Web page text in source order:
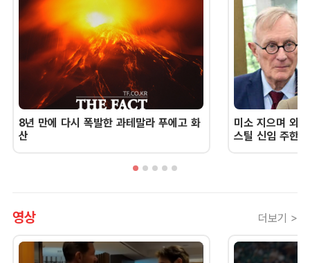
8년 만에 다시 폭발한 과테말라 푸에고 화
산
미소 지으며 외
스틸 신임 주한
영상 더보기 >